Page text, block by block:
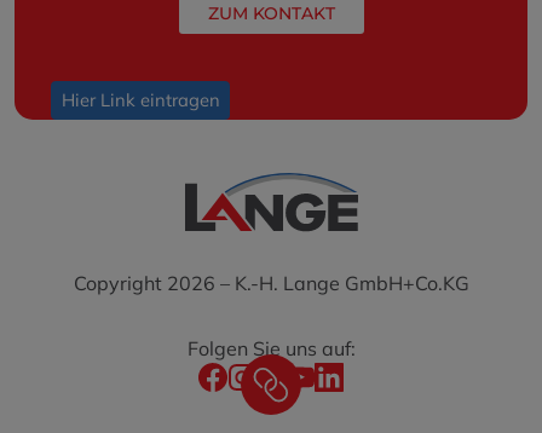
ZUM KONTAKT
Hier Link eintragen
Copyright 2026 – K.-H. Lange GmbH+Co.KG
Folgen Sie uns auf: